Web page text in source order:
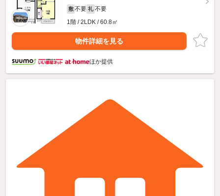
敷 不要 礼 不要
1階 / 2LDK / 60.8㎡
物件詳細を見る
ほか提供